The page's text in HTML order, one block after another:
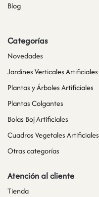
Blog
Categorías
Novedades
Jardines Verticales Artificiales
Plantas y Árboles Artificiales
Plantas Colgantes
Bolas Boj Artificiales
Cuadros Vegetales Artificiales
Otras categorías
Atención al cliente
Tienda